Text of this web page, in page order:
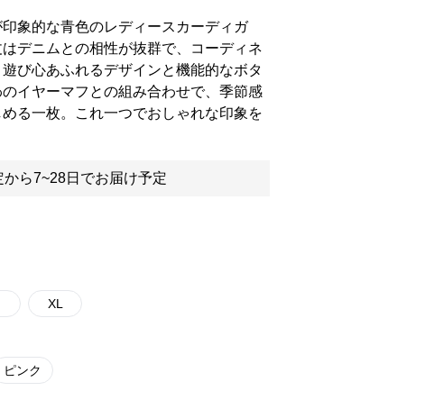
象的な青色のレディースカーディガ
デニムとの相性が抜群で、コーディネ
び心あふれるデザインと機能的なボタ
イヤーマフとの組み合わせで、季節感
る一枚。これ一つでおしゃれな印象を
から7~28日でお届け予定
XL
ピンク